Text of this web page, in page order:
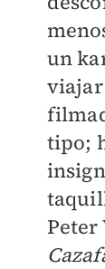
un
viajar
tipo;
Peter